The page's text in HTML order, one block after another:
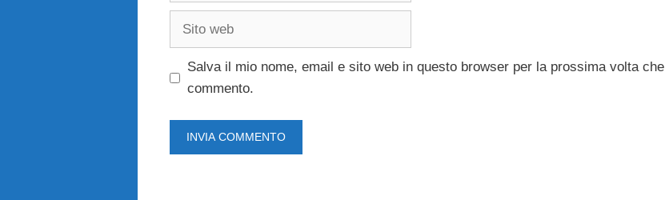
Sito
Salva il mio nome, email e sito web in questo browser per la prossima volta che
commento.